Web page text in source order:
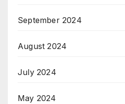
September 2024
August 2024
July 2024
May 2024